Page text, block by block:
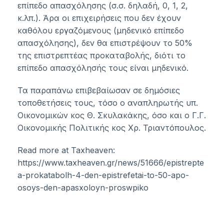
επίπεδο απασχόλησης (σ.σ. δηλαδή, 0, 1, 2,
κ.λπ.). Άρα οι επιχειρήσεις που δεν έχουν
καθόλου εργαζόμενους (μηδενικό επίπεδο
απασχόλησης), δεν θα επιστρέψουν το 50%
της επιστρεπτέας προκαταβολής, διότι το
επίπεδο απασχόλησής τους είναι μηδενικό.
Τα παραπάνω επιβεβαίωσαν σε δημόσιες
τοποθετήσεις τους, τόσο ο αναπληρωτής υπ.
Οικονομικών κος Θ. Σκυλακάκης, όσο και ο Γ.Γ.
Οικονομικής Πολιτικής κος Χρ. Τριαντόπουλος.
Read more at Taxheaven:
https://www.taxheaven.gr/news/51666/epistrepte
a-prokatabolh-4-den-epistrefetai-to-50-apo-
osoys-den-apasxoloyn-proswpiko